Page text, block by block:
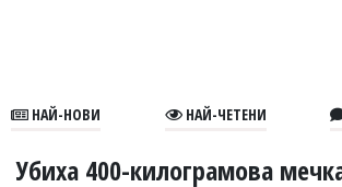
В
НАЙ-НОВИ НАЙ-ЧЕТЕНИ
Убиха 400-килограмова